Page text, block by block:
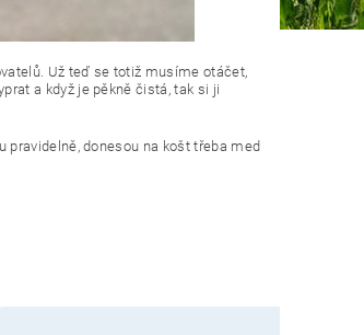
Už teď se totiž musíme otáčet,
a když je pěkně čistá, tak si ji
pravidelně, donesou na košt třeba med